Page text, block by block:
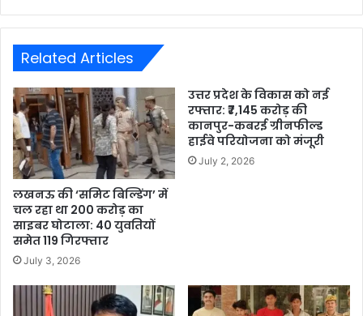
Related Articles
लखनऊ की ‘समिट बिल्डिंग’ में
चल रहा था 200 करोड़ का
साइबर घोटाला: 40 युवतियों
समेत 119 गिरफ्तार
July 3, 2026
उत्तर प्रदेश के विकास को नई
रफ्तार: ₹7,145 करोड़ की
कानपुर-कबरई ग्रीनफील्ड
हाईवे परियोजना को मंजूरी
July 2, 2026